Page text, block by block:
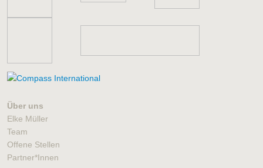
Über uns
Elke Müller
Team
Offene Stellen
Partner*Innen